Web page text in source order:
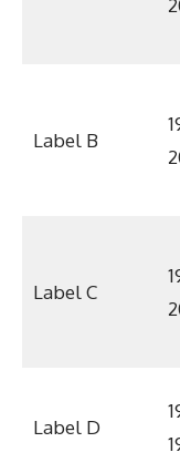
Label B
Label C
Label D